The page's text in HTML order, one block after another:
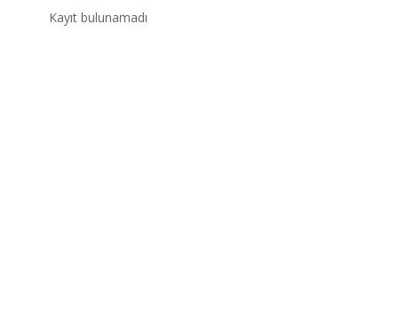
Kayıt bulunamadı